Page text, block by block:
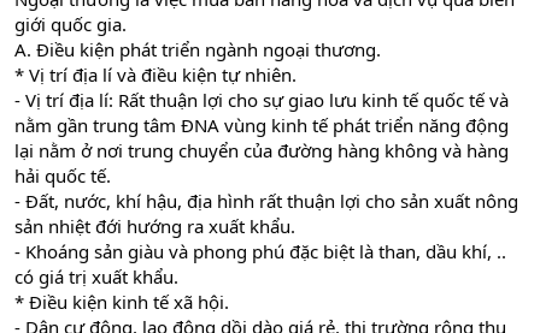
giới quốc gia.
A. Điều kiện phát triển ngành ngoại thương.
* Vị trí địa lí và điều kiện tự nhiên.
- Vị trí địa lí: Rất thuận lợi cho sự giao lưu kinh tế quốc tế và
nằm gần trung tâm ĐNA vùng kinh tế phát triển năng động
lại nằm ở nơi trung chuyển của đường hàng không và hàng
hải quốc tế.
- Đất, nước, khí hậu, địa hình rất thuận lợi cho sản xuất nông
sản nhiệt đới hướng ra xuất khẩu.
- Khoáng sản giàu và phong phú đặc biệt là than, dầu khí, ..
có giá trị xuất khẩu.
* Điều kiện kinh tế xã hội.
- Dân cư đông, lao động dồi dào giá rẻ, thị trường rộng thu